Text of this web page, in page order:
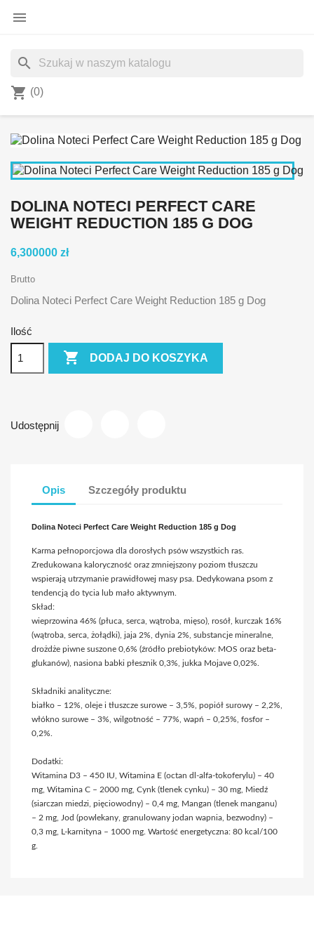

search
shopping_cart (0)
DOLINA NOTECI PERFECT CARE
WEIGHT REDUCTION 185 G DOG
6,300000 zł
Brutto
Dolina Noteci Perfect Care Weight Reduction 185 g Dog
Ilość
 DODAJ DO KOSZYKA
Udostępnij
Opis Szczegóły produktu
Dolina Noteci Perfect Care Weight Reduction 185 g Dog
Karma pełnoporcjowa dla dorosłych psów wszystkich ras.
Zredukowana kaloryczność oraz zmniejszony poziom tłuszczu
wspierają utrzymanie prawidłowej masy psa. Dedykowana psom z
tendencją do tycia lub mało aktywnym.
Skład:
wieprzowina 46% (płuca, serca, wątroba, mięso), rosół, kurczak 16%
(wątroba, serca, żołądki), jaja 2%, dynia 2%, substancje mineralne,
drożdże piwne suszone 0,6% (źródło prebiotyków: MOS oraz beta-
glukanów), nasiona babki płesznik 0,3%, jukka Mojave 0,02%.
Składniki analityczne:
białko – 12%, oleje i tłuszcze surowe – 3,5%, popiół surowy – 2,2%,
włókno surowe – 3%, wilgotność – 77%, wapń – 0,25%, fosfor –
0,2%.
Dodatki:
Witamina D3 – 450 IU, Witamina E (octan dl-alfa-tokoferylu) – 40
mg, Witamina C – 2000 mg, Cynk (tlenek cynku) – 30 mg, Miedź
(siarczan miedzi, pięciowodny) – 0,4 mg, Mangan (tlenek manganu)
– 2 mg, Jod (powlekany, granulowany jodan wapnia, bezwodny) –
0,3 mg, L-karnityna – 1000 mg. Wartość energetyczna: 80 kcal/100
g.